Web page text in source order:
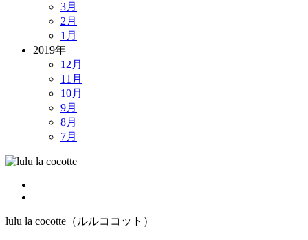
3月
2月
1月
2019年
12月
11月
10月
9月
8月
7月
lulu la cocotte（ルルココット）